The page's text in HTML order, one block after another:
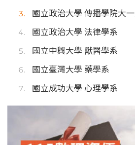
國立政治大學 傳播學院大
國立政治大學 法律學系
國立中興大學 獸醫學系
國立臺灣大學 藥學系
國立成功大學 心理學系